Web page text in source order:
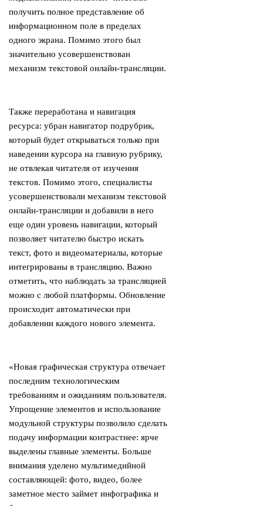
получить полное представление об
информационном поле в пределах
одного экрана. Помимо этого был
значительно усовершенствован
механизм текстовой онлайн-трансляции.
Также переработана и навигация
ресурса: убран навигатор подрубрик,
который будет открываться только при
наведении курсора на главную рубрику,
не отвлекая читателя от изучения
текстов. Помимо этого, специалисты
усовершенствовали механизм текстовой
онлайн-трансляции и добавили в него
еще один уровень навигации, который
позволяет читателю быстро искать
текст, фото и видеоматериалы, которые
интегрированы в трансляцию. Важно
отметить, что наблюдать за трансляцией
можно с любой платформы. Обновление
происходит автоматически при
добавлении каждого нового элемента.
«Новая графическая структура отвечает
последним технологическим
требованиям и ожиданиям пользователя.
Упрощение элементов и использование
модульной структуры позволило сделать
подачу информации контрастнее: ярче
выделены главные элементы. Больше
внимания уделено мультимедийной
составляющей: фото, видео, более
заметное место займет инфографика и